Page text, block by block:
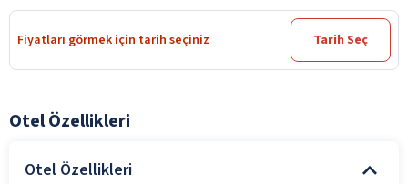
Fiyatları görmek için tarih seçiniz Tarih Seç
Otel Özellikleri
Otel Özellikleri